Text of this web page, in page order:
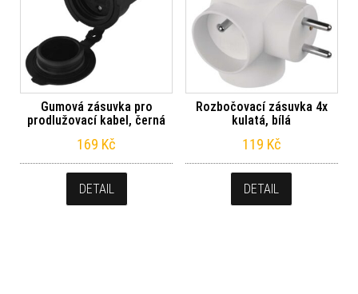
Gumová zásuvka pro
prodlužovací kabel, černá
169 Kč
DETAIL
Rozbočovací zásuvka 4x
kulatá, bílá
119 Kč
DETAIL